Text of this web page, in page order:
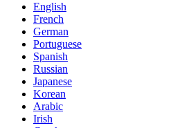
English
French
German
Portuguese
Spanish
Russian
Japanese
Korean
Arabic
Irish